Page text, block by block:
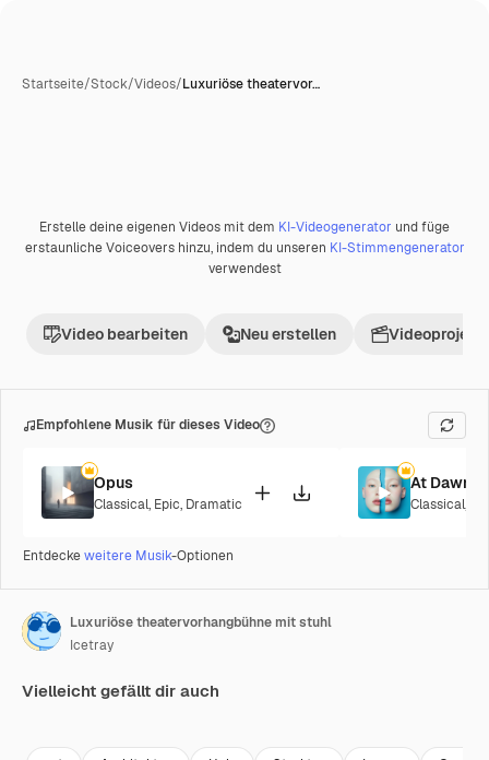
Startseite/Stock/Videos/Luxuriöse theatervor…
Premium
Erstelle deine eigenen Videos mit dem KI-Videogenerator und füge
erstaunliche Voiceovers hinzu, indem du unseren KI-Stimmengenerator
verwendest
Video bearbeiten Neu erstellen Videoprojekt
Empfohlene Musik für dieses Video
Opus
Classical, Epic, Dramatic
At Dawn
Classical,
Entdeckeweitere Musik-Optionen
Luxuriöse theatervorhangbühne mit stuhl
Icetray
Vielleicht gefällt dir auch